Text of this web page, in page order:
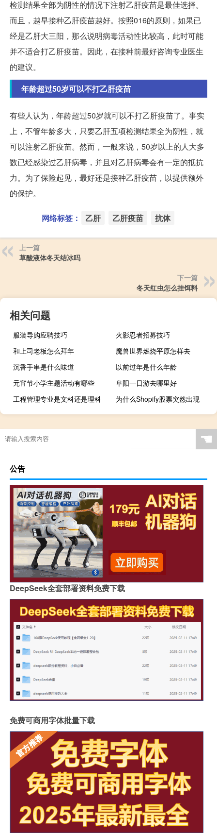
检测结果全部为阴性的情况下注射乙肝疫苗是最佳选择。
而且，越早接种乙肝疫苗越好。按照016的原则，如果已
经是乙肝大三阳，那么说明病毒活动性比较高，此时可能
并不适合打乙肝疫苗。因此，在接种前最好咨询专业医生
的建议。
年龄超过50岁可以不打乙肝疫苗
有些人认为，年龄超过50岁就可以不打乙肝疫苗了。事实
上，不管年龄多大，只要乙肝五项检测结果全为阴性，就
可以注射乙肝疫苗。然而，一般来说，50岁以上的人大多
数已经感染过乙肝病毒，并且对乙肝病毒会有一定的抵抗
力。为了保险起见，最好还是接种乙肝疫苗，以提供额外
的保护。
网络标签： 乙肝 乙肝疫苗 抗体
上一篇
草酸液体冬天结冰吗
下一篇
冬天红虫怎么挂饵料
相关问题
服装导购应聘技巧
火影忍者招募技巧
和上司老板怎么拜年
魔兽世界燃烧平原怎样去
沉香手串是什么味道
以前过年是什么年龄
元宵节小学主题活动有哪些
阜阳一日游去哪里好
工程管理专业是文科还是理科
为什么Shopify股票突然出现
☚
公告
DeepSeek全套部署资料免费下载
免费可商用字体批量下载